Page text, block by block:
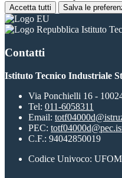
Accetta tutti Salva le
Istituto
Contatti
Istituto Tecnico Industriale
Via Ponchielli 16 -
Tel: 011-6058311
Email:
PEC:
C.F.: 94042850019
Codice Univoco: